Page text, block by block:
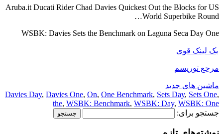
Aruba.it Ducati Rider Chad Davies Quickest Out the Blocks for US
World Superbike Round…
WSBK: Davies Sets the Benchmark on Laguna Seca Day One
بک لینک قوی
مرجع توریسم
ماشین های جدید
Davies Day, Davies One, On, One Benchmark, Sets Day, Sets One,
the, WSBK: Benchmark, WSBK: Day, WSBK: One
جستجو برای: